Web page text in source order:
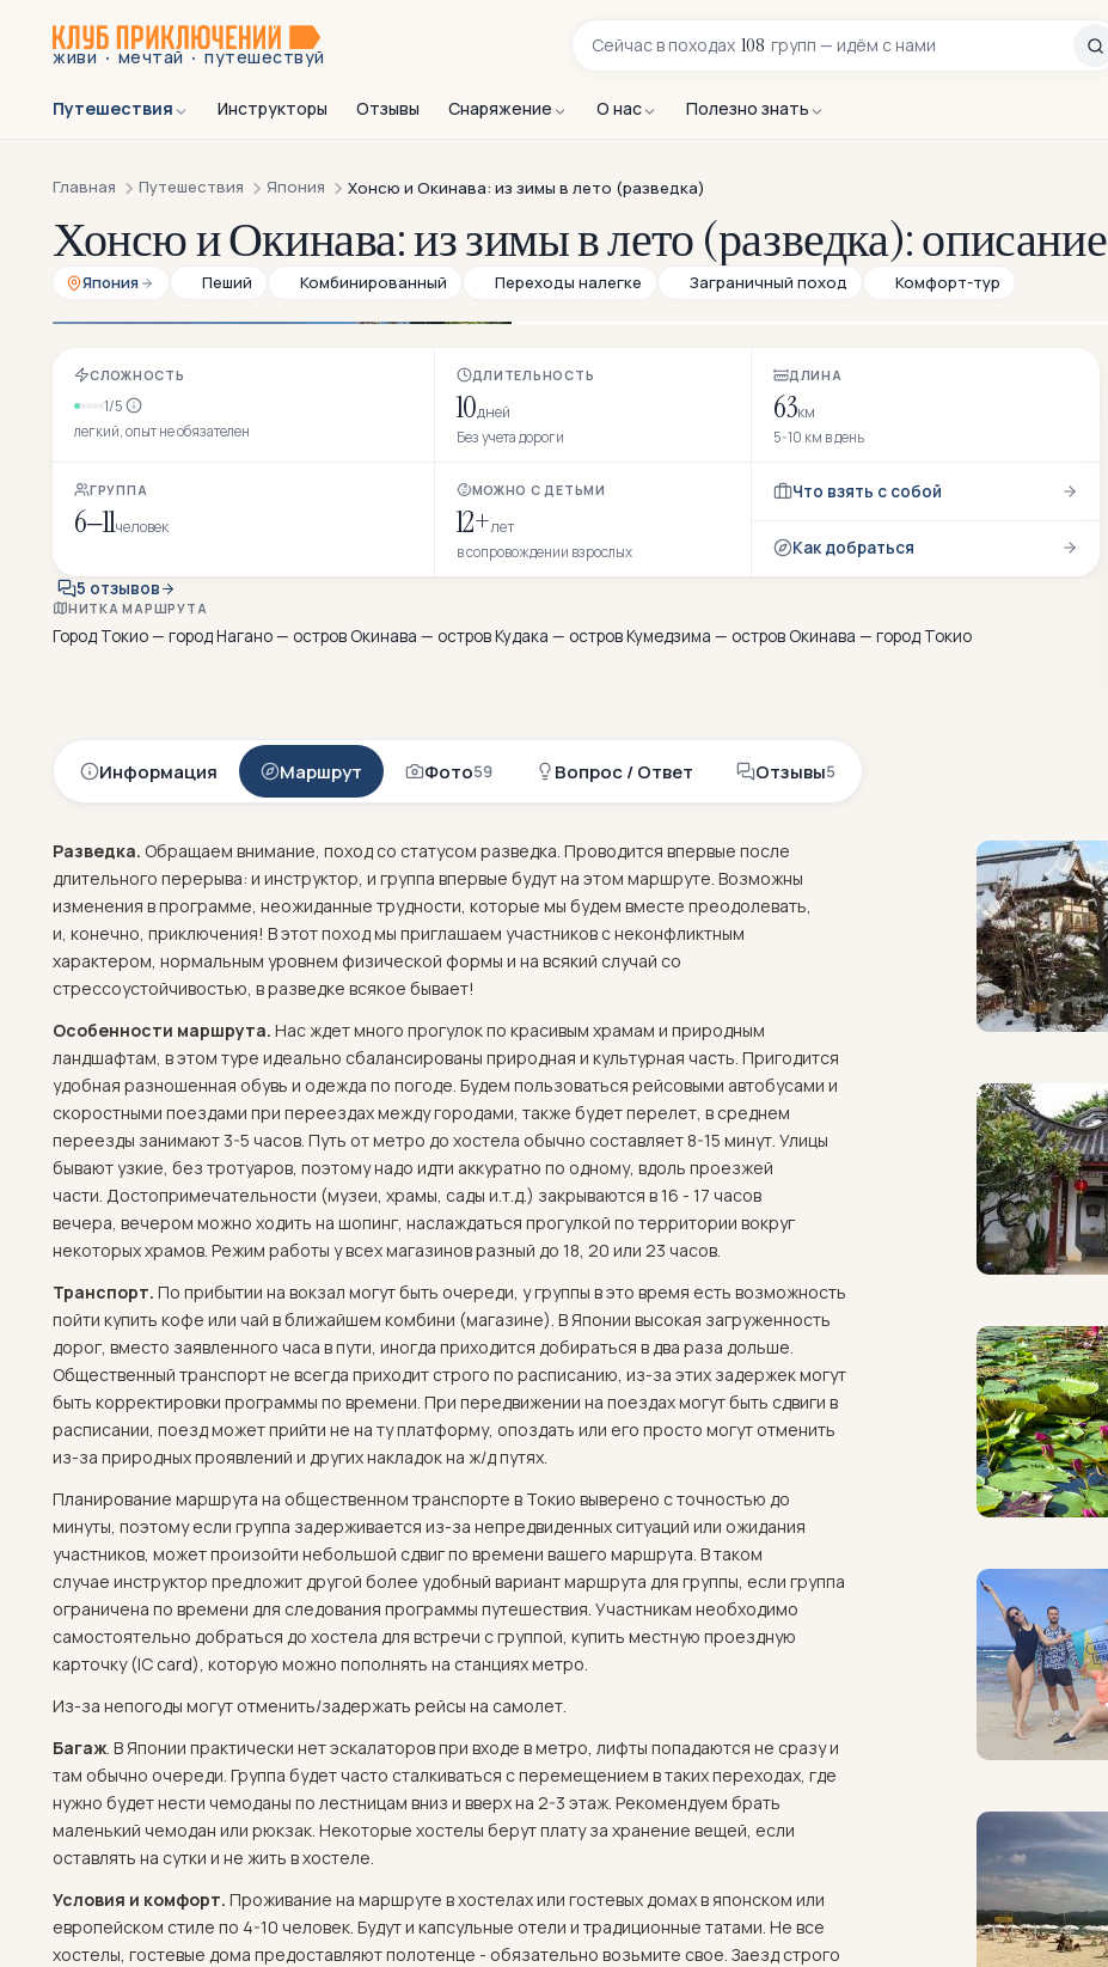
живи · мечтай · путешествуй
Сейчас в походах 108 групп — идём с нами
Путешествия Инструкторы Отзывы Снаряжение О нас Полезно знать
Главная Путешествия Япония Хонсю и Окинава: из зимы в лето (разведка)
Хонсю и Окинава: из зимы в лето (разведка): описание
Япония
Пеший Комбинированный Переходы налегке Заграничный поход Комфорт-тур
СЛОЖНОСТЬ
1/5
легкий, опыт не обязателен
ДЛИТЕЛЬНОСТЬ
10дней
Без учета дороги
ДЛИНА
63км
5-10 км в день
ГРУППА
6–11человек
МОЖНО С ДЕТЬМИ
12+лет
в сопровождении взрослых
Что взять с собой
Как добраться
5 отзывов
НИТКА МАРШРУТА
Город Токио — город Нагано — остров Окинава — остров Кудака — остров Кумедзима — остров Окинава — город Токио
Информация Маршрут Фото59 Вопрос / Ответ Отзывы5
Разведка. Обращаем внимание, поход со статусом разведка. Проводится впервые после
длительного перерыва: и инструктор, и группа впервые будут на этом маршруте. Возможны
изменения в программе, неожиданные трудности, которые мы будем вместе преодолевать,
и, конечно, приключения! В этот поход мы приглашаем участников с неконфликтным
характером, нормальным уровнем физической формы и на всякий случай со
стрессоустойчивостью, в разведке всякое бывает!
Особенности маршрута. Нас ждет много прогулок по красивым храмам и природным
ландшафтам, в этом туре идеально сбалансированы природная и культурная часть. Пригодится
удобная разношенная обувь и одежда по погоде. Будем пользоваться рейсовыми автобусами и
скоростными поездами при переездах между городами, также будет перелет, в среднем
переезды занимают 3-5 часов. Путь от метро до хостела обычно составляет 8-15 минут. Улицы
бывают узкие, без тротуаров, поэтому надо идти аккуратно по одному, вдоль проезжей
части. Достопримечательности (музеи, храмы, сады и.т.д.) закрываются в 16 - 17 часов
вечера, вечером можно ходить на шопинг, наслаждаться прогулкой по территории вокруг
некоторых храмов. Режим работы у всех магазинов разный до 18, 20 или 23 часов.
Транспорт. По прибытии на вокзал могут быть очереди, у группы в это время есть возможность
пойти купить кофе или чай в ближайшем комбини (магазине). В Японии высокая загруженность
дорог, вместо заявленного часа в пути, иногда приходится добираться в два раза дольше.
Общественный транспорт не всегда приходит строго по расписанию, из-за этих задержек могут
быть корректировки программы по времени. При передвижении на поездах могут быть сдвиги в
расписании, поезд может прийти не на ту платформу, опоздать или его просто могут отменить
из-за природных проявлений и других накладок на ж/д путях.
Планирование маршрута на общественном транспорте в Токио выверено с точностью до
минуты, поэтому если группа задерживается из-за непредвиденных ситуаций или ожидания
участников, может произойти небольшой сдвиг по времени вашего маршрута. В таком
случае инструктор предложит другой более удобный вариант маршрута для группы, если группа
ограничена по времени для следования программы путешествия. Участникам необходимо
самостоятельно добраться до хостела для встречи с группой, купить местную проездную
карточку (IC card), которую можно пополнять на станциях метро.
Из-за непогоды могут отменить/задержать рейсы на самолет.
Багаж. В Японии практически нет эскалаторов при входе в метро, лифты попадаются не сразу и
там обычно очереди. Группа будет часто сталкиваться с перемещением в таких переходах, где
нужно будет нести чемоданы по лестницам вниз и вверх на 2-3 этаж. Рекомендуем брать
маленький чемодан или рюкзак. Некоторые хостелы берут плату за хранение вещей, если
оставлять на сутки и не жить в хостеле.
Условия и комфорт. Проживание на маршруте в хостелах или гостевых домах в японском или
европейском стиле по 4-10 человек. Будут и капсульные отели и традиционные татами. Не все
хостелы, гостевые дома предоставляют полотенце - обязательно возьмите свое. Заезд строго